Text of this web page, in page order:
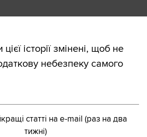
історії змінені, щоб не
небезпеку самого
статті на e-mail (раз на два
тижні)